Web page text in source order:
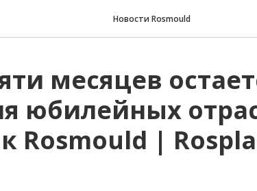
Новости Rosmould
месяцев
юбилейных
Rosmould |